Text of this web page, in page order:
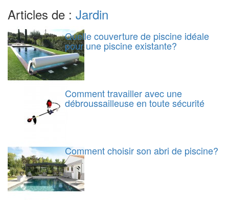
Articles de : Jardin
Quelle couverture de piscine idéale
pour une piscine existante?
Comment travailler avec une
débroussailleuse en toute sécurité
Comment choisir son abri de piscine?